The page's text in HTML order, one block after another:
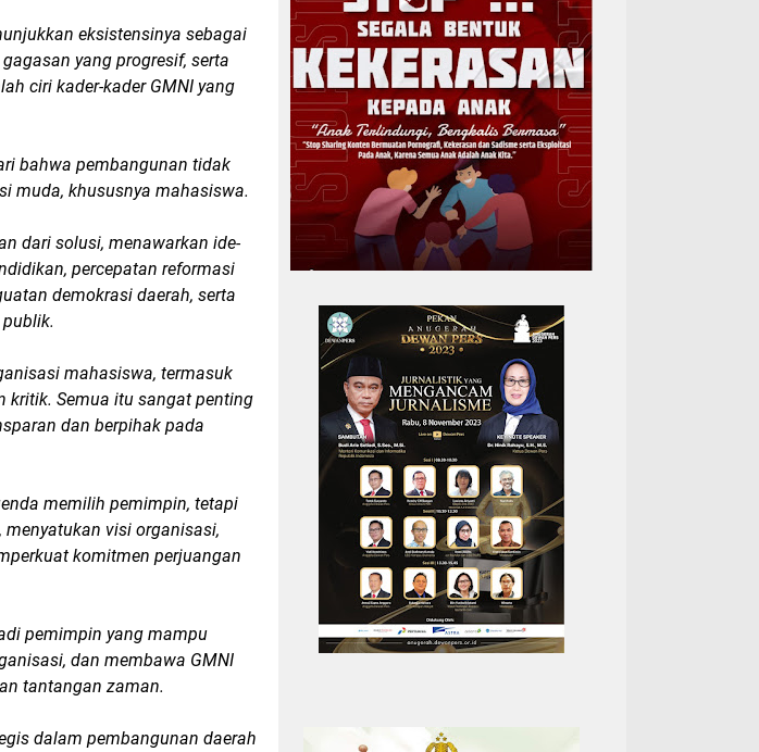
eksistensinya sebagai
yang progresif, serta
ciri kader-kader GMNI yang
bahwa pembangunan tidak
muda, khususnya mahasiswa.
dari solusi, menawarkan ide-
percepatan reformasi
demokrasi daerah, serta
mahasiswa, termasuk
kritik. Semua itu sangat penting
dan berpihak pada
memilih pemimpin, tetapi
visi organisasi,
komitmen perjuangan
pemimpin yang mampu
dan membawa GMNI
tantangan zaman.
dalam pembangunan daerah